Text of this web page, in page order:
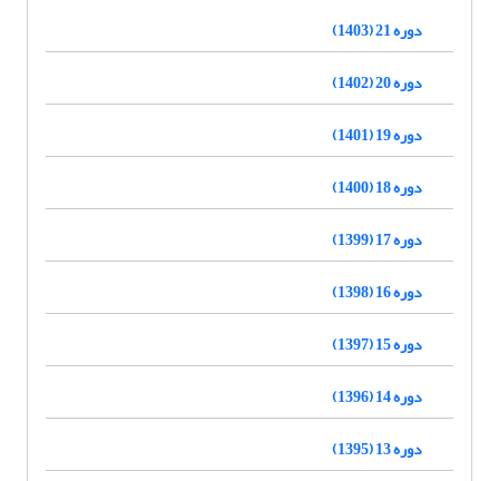
دوره 21 (1403)
دوره 20 (1402)
دوره 19 (1401)
دوره 18 (1400)
دوره 17 (1399)
دوره 16 (1398)
دوره 15 (1397)
دوره 14 (1396)
دوره 13 (1395)